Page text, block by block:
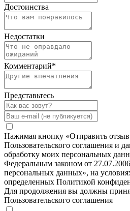
Достоинства
Недостатки
Комментарий*
Представьтесь
Нажимая кнопку «Отправить
Пользовательского соглашения и
обработку моих персональных
Федеральным законом от
персональных данных», на
определенных Политикой
Для продолжения вы должны
Пользовательского соглашения